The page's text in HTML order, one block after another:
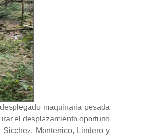
maquinaria pesada
el desplazamiento oportuno
Monterrico, Lindero y